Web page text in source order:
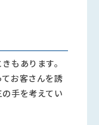
もあります。
お客さんを誘
手を考えてい